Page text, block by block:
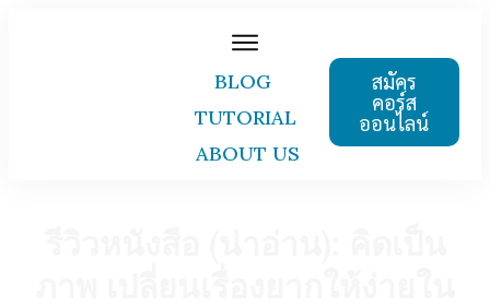
BLOG
TUTORIAL
ABOUT US
สมัคร
คอร์ส
ออนไลน์